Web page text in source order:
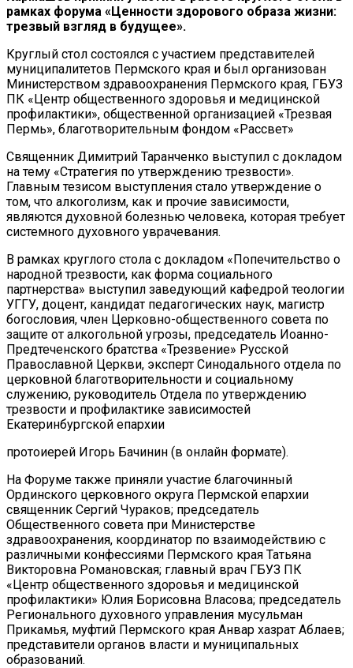
рамках форума «Ценности здорового образа жизни:
трезвый взгляд в будущее».
Круглый стол состоялся с участием представителей
муниципалитетов Пермского края и был организован
Министерством здравоохранения Пермского края, ГБУЗ
ПК «Центр общественного здоровья и медицинской
профилактики», общественной организацией «Трезвая
Пермь», благотворительным фондом «Рассвет»
Священник Димитрий Таранченко выступил с докладом
на тему «Стратегия по утверждению трезвости».
Главным тезисом выступления стало утверждение о
том, что алкоголизм, как и прочие зависимости,
являются духовной болезнью человека, которая требует
системного духовного уврачевания.
В рамках круглого стола с докладом «Попечительство о
народной трезвости, как форма социального
партнерства» выступил заведующий кафедрой теологии
УГГУ, доцент, кандидат педагогических наук, магистр
богословия, член Церковно-общественного совета по
защите от алкогольной угрозы, председатель Иоанно-
Предтеченского братства «Трезвение» Русской
Православной Церкви, эксперт Синодального отдела по
церковной благотворительности и социальному
служению, руководитель Отдела по утверждению
трезвости и профилактике зависимостей
Екатеринбургской епархии
протоиерей Игорь Бачинин (в онлайн формате).
На Форуме также приняли участие благочинный
Ординского церковного округа Пермской епархии
священник Сергий Чураков; председатель
Общественного совета при Министерстве
здравоохранения, координатор по взаимодействию с
различными конфессиями Пермского края Татьяна
Викторовна Романовская; главный врач ГБУЗ ПК
«Центр общественного здоровья и медицинской
профилактики» Юлия Борисовна Власова; председатель
Регионального духовного управления мусульман
Прикамья, муфтий Пермского края Анвар хазрат Аблаев;
представители органов власти и муниципальных
образований.